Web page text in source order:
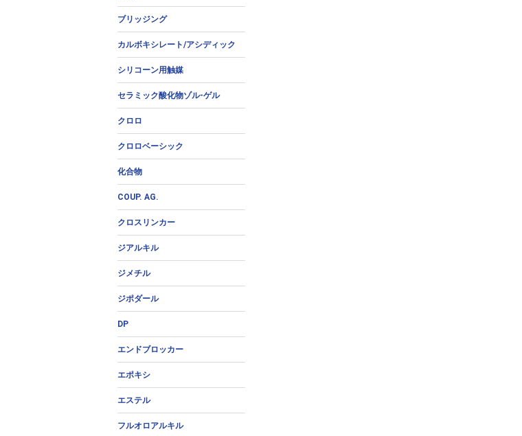
ブリッジング
カルボキシレート/アシディック
シリコーン用触媒
セラミック酸化物ゾル-ゲル
クロロ
クロロベーシック
化合物
COUP. AG.
クロスリンカー
ジアルキル
ジメチル
ジポダール
DP
エンドブロッカー
エポキシ
エステル
フルオロアルキル